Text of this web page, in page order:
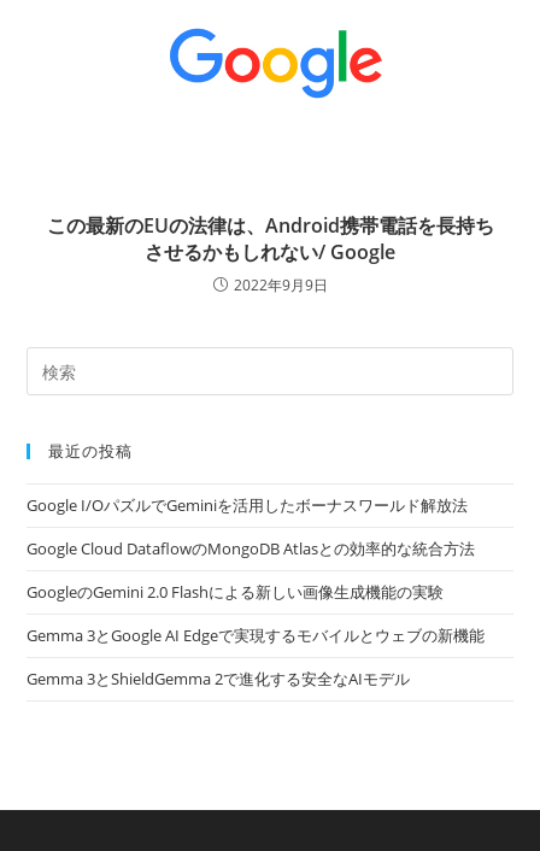
この最新のEUの法律は、Android携帯電話を長持ち
させるかもしれない/ Google
2022年9月9日
最近の投稿
Google I/OパズルでGeminiを活用したボーナスワールド解放法
Google Cloud DataflowのMongoDB Atlasとの効率的な統合方法
GoogleのGemini 2.0 Flashによる新しい画像生成機能の実験
Gemma 3とGoogle AI Edgeで実現するモバイルとウェブの新機能
Gemma 3とShieldGemma 2で進化する安全なAIモデル